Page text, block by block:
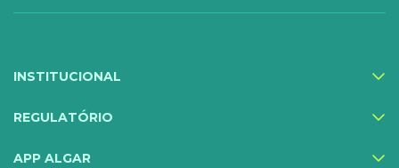
Compartilhe Energia
Exa Segurança
MediQuo Empresas
Helptec
INSTITUCIONAL
REGULATÓRIO
APP ALGAR